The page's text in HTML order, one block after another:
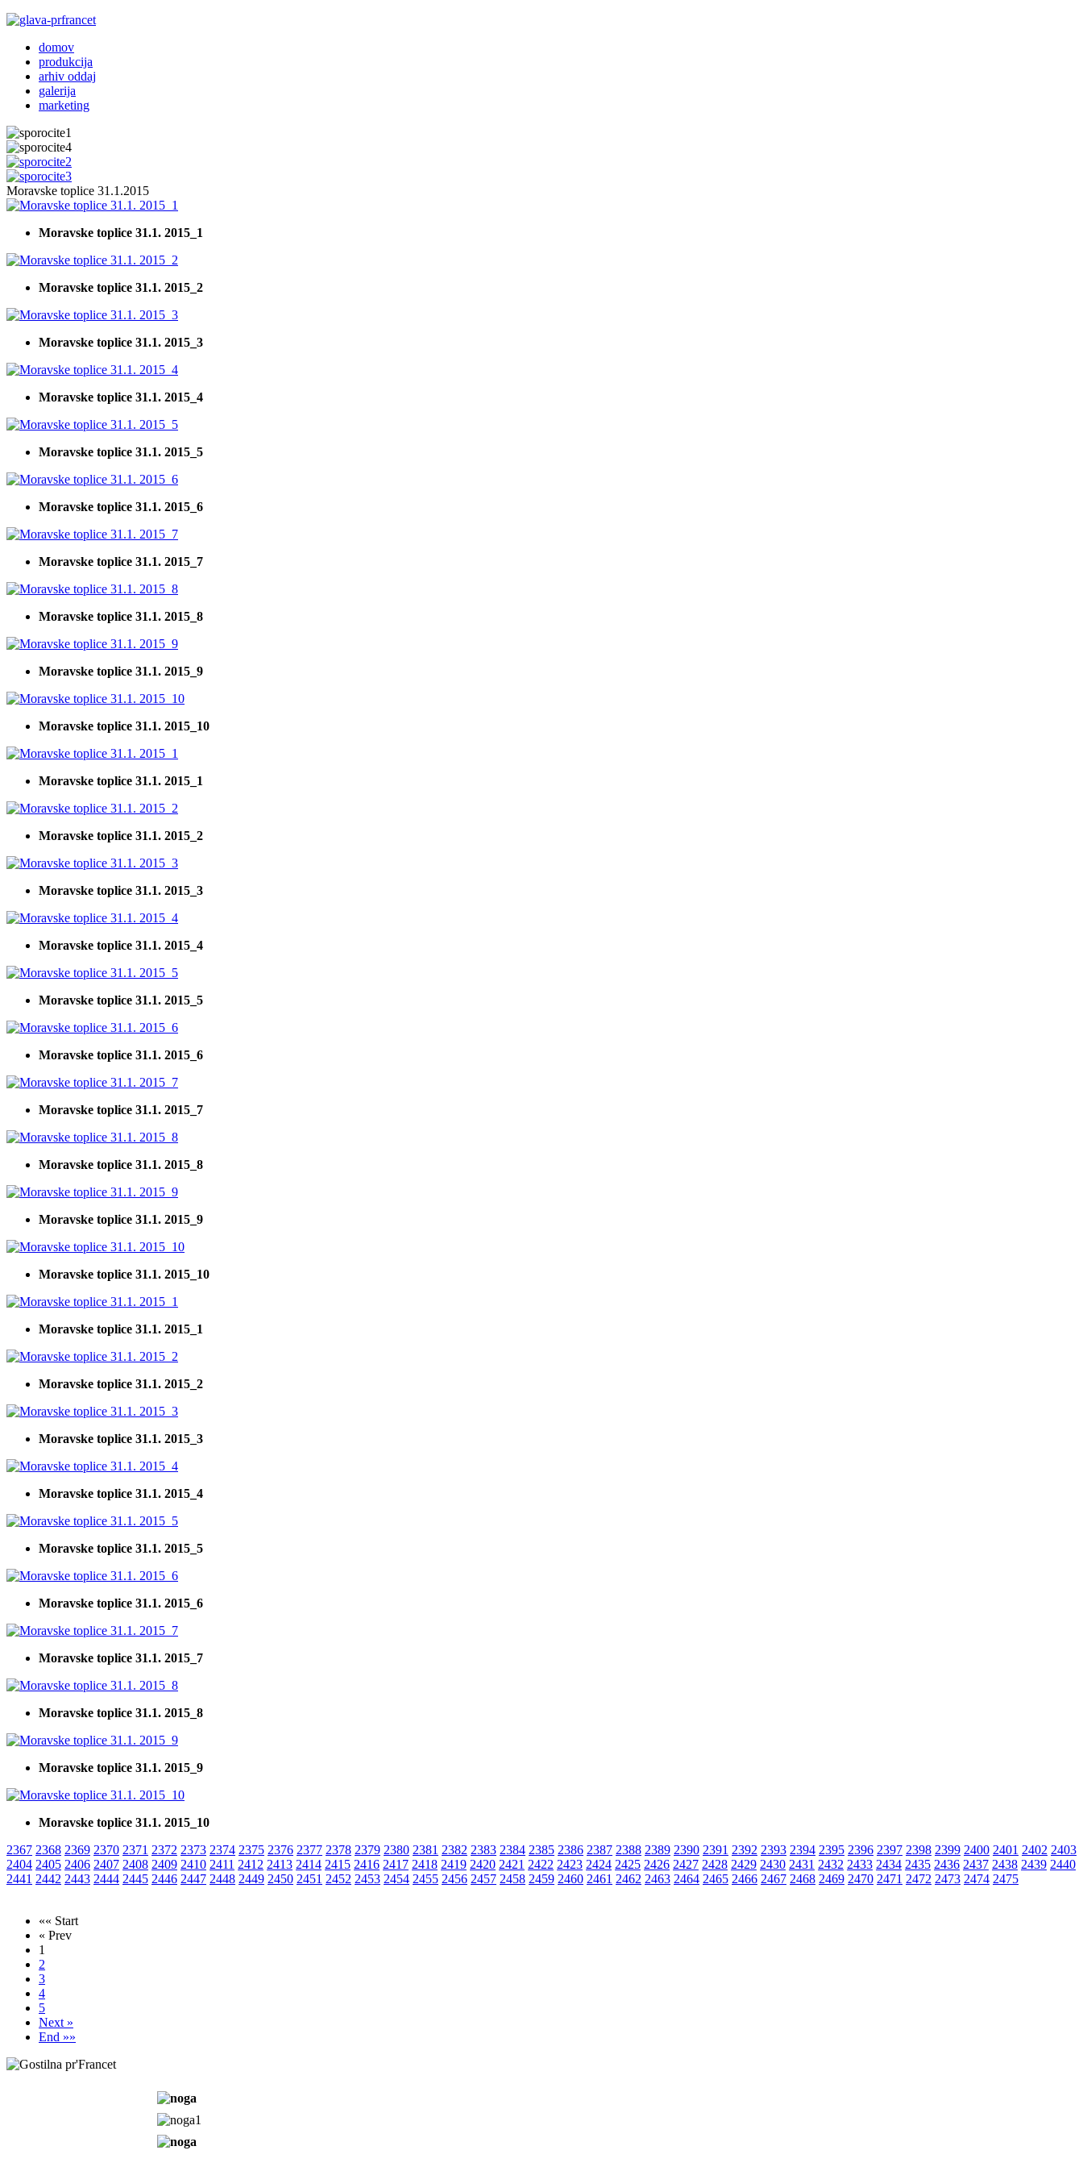
domov
produkcija
arhiv oddaj
galerija
marketing
Moravske toplice 31.1.2015
Moravske toplice 31.1. 2015_1
Moravske toplice 31.1. 2015_2
Moravske toplice 31.1. 2015_3
Moravske toplice 31.1. 2015_4
Moravske toplice 31.1. 2015_5
Moravske toplice 31.1. 2015_6
Moravske toplice 31.1. 2015_7
Moravske toplice 31.1. 2015_8
Moravske toplice 31.1. 2015_9
Moravske toplice 31.1. 2015_10
Moravske toplice 31.1. 2015_1
Moravske toplice 31.1. 2015_2
Moravske toplice 31.1. 2015_3
Moravske toplice 31.1. 2015_4
Moravske toplice 31.1. 2015_5
Moravske toplice 31.1. 2015_6
Moravske toplice 31.1. 2015_7
Moravske toplice 31.1. 2015_8
Moravske toplice 31.1. 2015_9
Moravske toplice 31.1. 2015_10
Moravske toplice 31.1. 2015_1
Moravske toplice 31.1. 2015_2
Moravske toplice 31.1. 2015_3
Moravske toplice 31.1. 2015_4
Moravske toplice 31.1. 2015_5
Moravske toplice 31.1. 2015_6
Moravske toplice 31.1. 2015_7
Moravske toplice 31.1. 2015_8
Moravske toplice 31.1. 2015_9
Moravske toplice 31.1. 2015_10
2367 2368 2369 2370 2371 2372 2373 2374 2375 2376 2377 2378 2379 2380 2381 2382 2383 2384 2385 2386 2387 2388 2389 2390 2391 2392 2393 2394 2395 2396 2397 2398 2399 2400 2401 2402 2403
2404 2405 2406 2407 2408 2409 2410 2411 2412 2413 2414 2415 2416 2417 2418 2419 2420 2421 2422 2423 2424 2425 2426 2427 2428 2429 2430 2431 2432 2433 2434 2435 2436 2437 2438 2439 2440
2441 2442 2443 2444 2445 2446 2447 2448 2449 2450 2451 2452 2453 2454 2455 2456 2457 2458 2459 2460 2461 2462 2463 2464 2465 2466 2467 2468 2469 2470 2471 2472 2473 2474 2475
«« Start
« Prev
1
2
3
4
5
Next »
End »»